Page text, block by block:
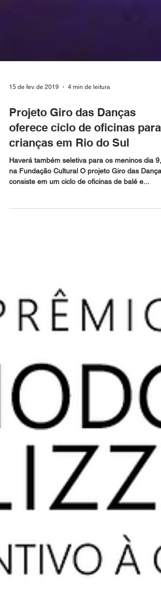
15 de fev. de 2019 4 min de leitura
Projeto Giro das Danças
oferece ciclo de oficinas para
crianças em Rio do Sul
Haverá também seletiva para os meninos dia 9,